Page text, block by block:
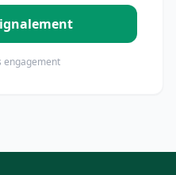
engagement